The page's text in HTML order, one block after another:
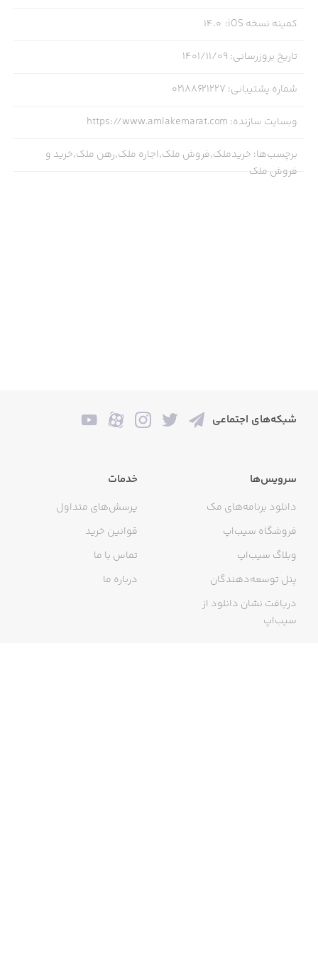
- جستجو پیشرفته
- ویژه کردن ملک های خاص نمایش در دسته مجزا
- قابلیت نردبان
و...
کمینه نسخه iOS :
14.0
تاریخ بروزرسانی: ۱۴۰۱/۱۱/۰۹
شماره پشتیبانی: ۰۲۱۸۸۶۲۱۲۲۷
وبسایت سازنده:
https://www.amlakemarat.com
برچسب‌ها: خریدملک,فروش ملک,اجاره ملک,رهن ملک,خرید و
فروش ملک
شبکه‌های اجتماعی
سرویس‌ها
دانلود برنامه‌های مک
فروشگاه سیب‌اپ
وبلاگ سیب‌اپ
پنل توسعه‌دهندگان
دریافت نشان دانلود از
سیب‌اپ
خدمات
پرسش‌های متداول
قوانین خرید
تماس با ما
درباره ما